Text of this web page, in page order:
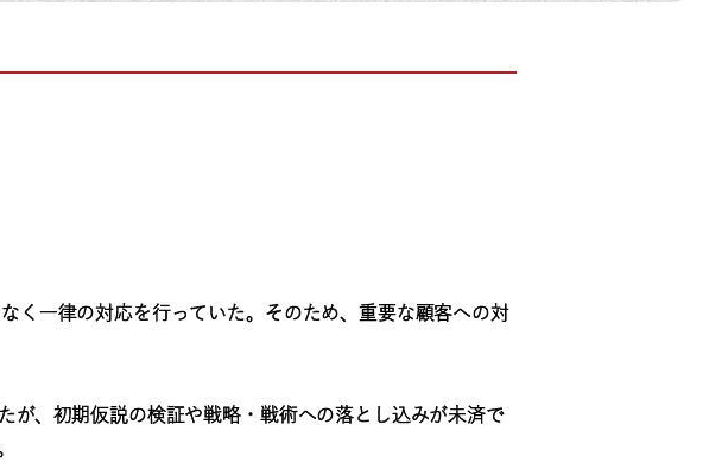
く一律の対応を行っていた。そのため、重要な顧客への対
が、初期仮説の検証や戦略・戦術への落とし込みが未済で